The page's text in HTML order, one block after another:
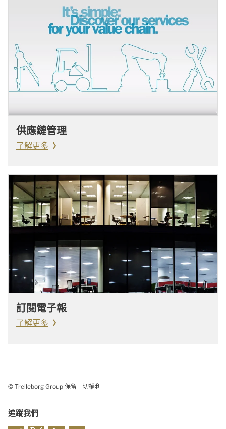
供應鏈管理
了解更多
訂閱電子報
了解更多
© Trelleborg Group 保留一切權利
追蹤我們